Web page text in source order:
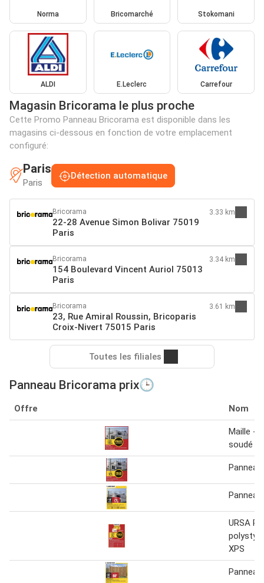
Norma Bricomarché Stokomani
ALDI E.Leclerc Carrefour
Magasin Bricorama le plus proche
Cette Promo Panneau Bricorama est disponible dans les
magasins ci-dessous en fonction de votre emplacement
configuré:
Paris
Paris
Détection automatique
Bricorama
22-28 Avenue Simon Bolivar 75019
Paris
3.33 km
Bricorama
154 Boulevard Vincent Auriol 75013
Paris
3.34 km
Bricorama
23, Rue Amiral Roussin, Bricoparis
Croix-Nivert 75015 Paris
3.61 km
Toutes les filiales
Panneau Bricorama prix🕒
Offre Nom
Maille -
soudé
URSA
XPS